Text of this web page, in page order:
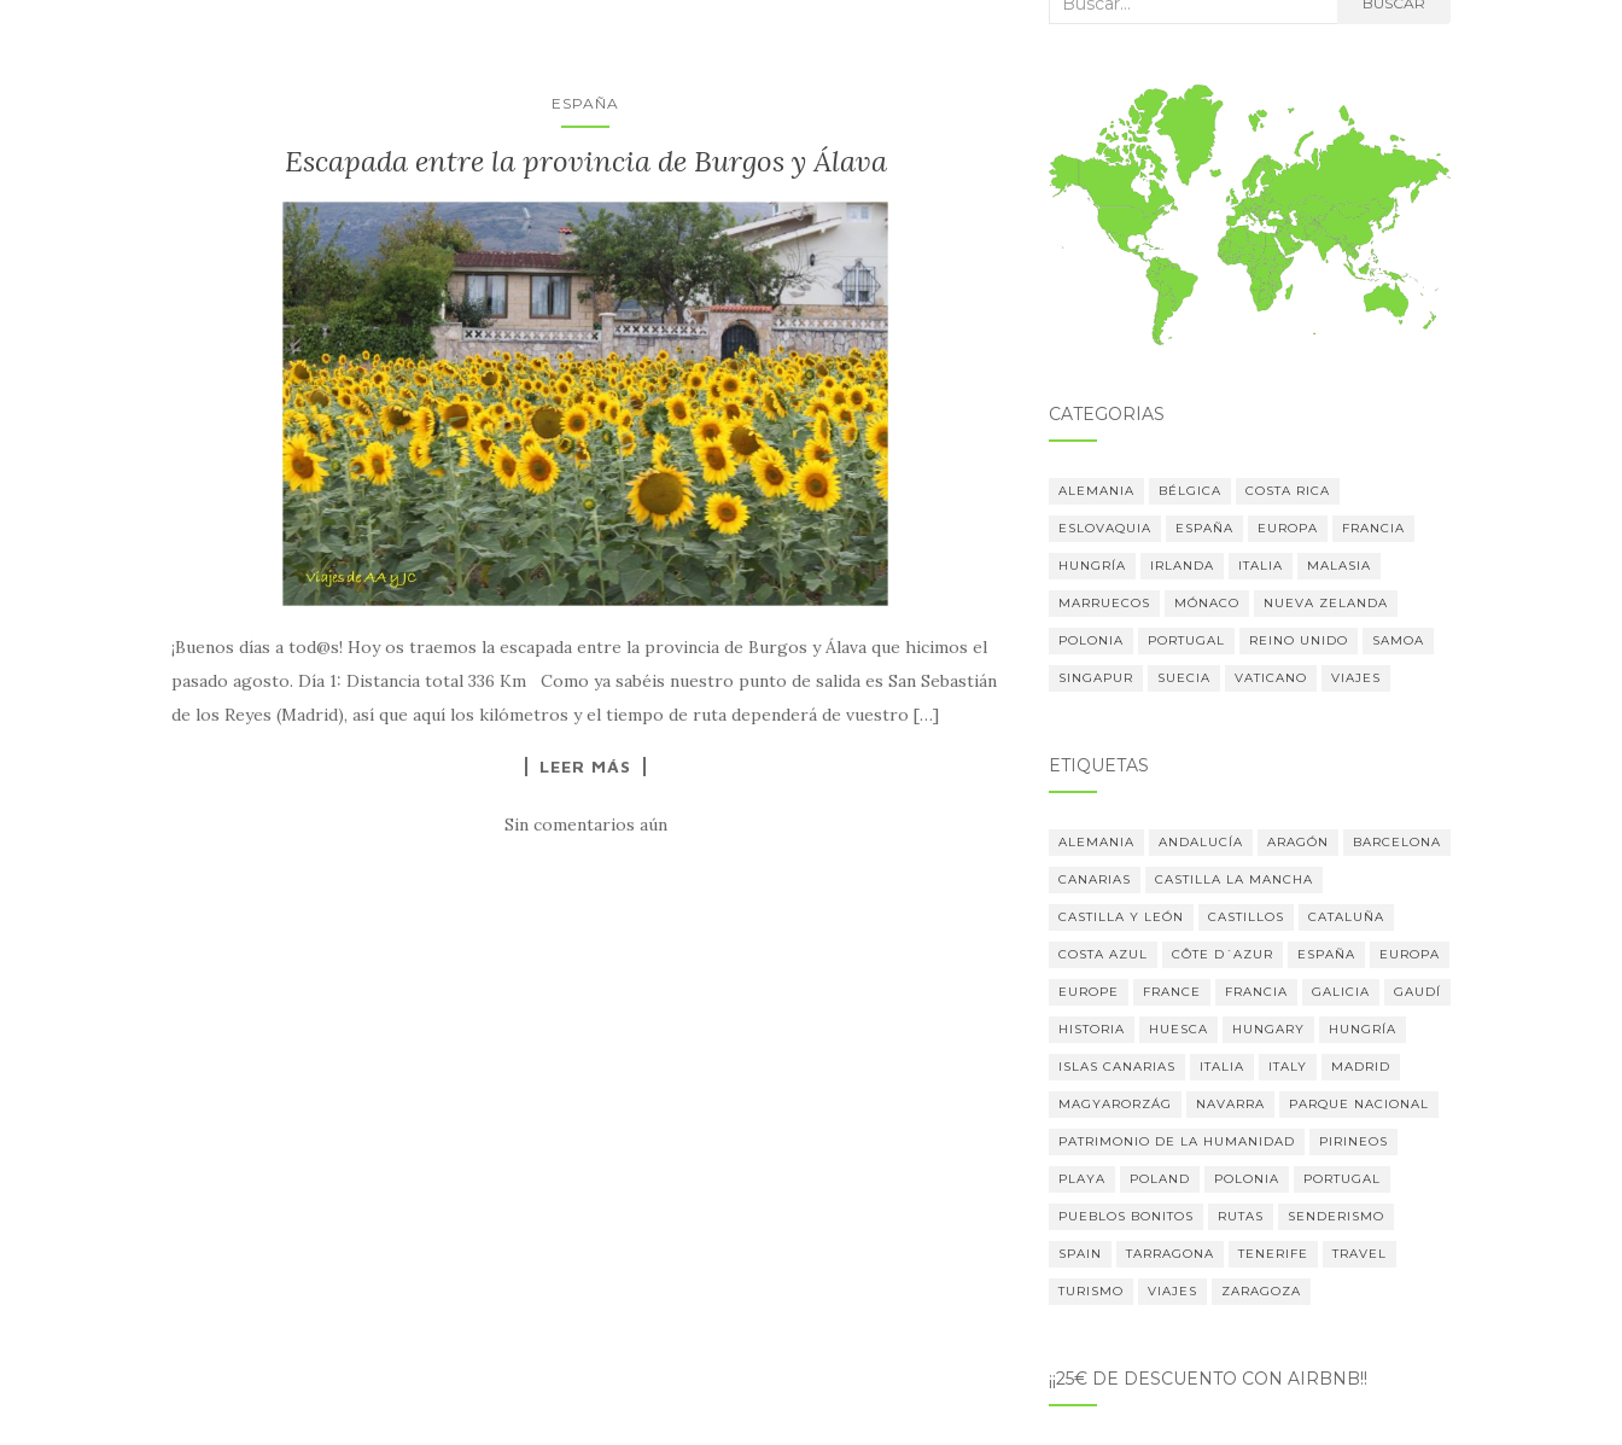
ESPAÑA
Escapada entre la provincia de Burgos y Álava
¡Buenos días a tod@s! Hoy os traemos la escapada entre la provincia de Burgos y Álava que hicimos el
pasado agosto. Día 1: Distancia total 336 Km Como ya sabéis nuestro punto de salida es San Sebastián
de los Reyes (Madrid), así que aquí los kilómetros y el tiempo de ruta dependerá de vuestro […]
LEER MÁS
Sin comentarios aún
CATEGORÍAS
ALEMANIA BÉLGICA COSTA RICA
ESLOVAQUIA ESPAÑA EUROPA FRANCIA
HUNGRÍA IRLANDA ITALIA MALASIA
MARRUECOS MÓNACO NUEVA ZELANDA
POLONIA PORTUGAL REINO UNIDO SAMOA
SINGAPUR SUECIA VATICANO VIAJES
ETIQUETAS
ALEMANIA ANDALUCÍA ARAGÓN BARCELONA
CANARIAS CASTILLA LA MANCHA
CASTILLA Y LEÓN CASTILLOS CATALUÑA
COSTA AZUL CÔTE D´AZUR ESPAÑA EUROPA
EUROPE FRANCE FRANCIA GALICIA GAUDÍ
HISTORIA HUESCA HUNGARY HUNGRÍA
ISLAS CANARIAS ITALIA ITALY MADRID
MAGYARORZÁG NAVARRA PARQUE NACIONAL
PATRIMONIO DE LA HUMANIDAD PIRINEOS
PLAYA POLAND POLONIA PORTUGAL
PUEBLOS BONITOS RUTAS SENDERISMO
SPAIN TARRAGONA TENERIFE TRAVEL
TURISMO VIAJES ZARAGOZA
¡¡25€ DE DESCUENTO CON AIRBNB!!